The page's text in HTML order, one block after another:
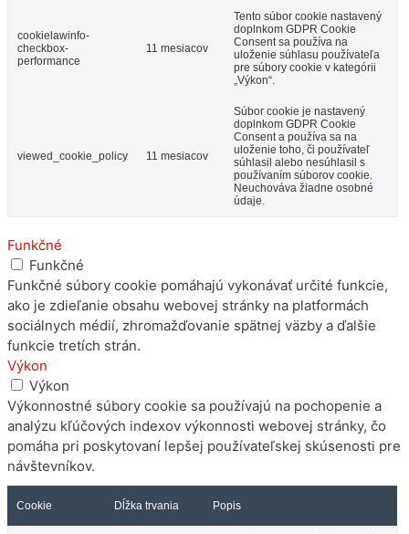
cookielawinfo-
checkbox-
performance
11 mesiacov
Tento súbor cookie nastavený
doplnkom GDPR Cookie
Consent sa používa na
uloženie súhlasu používateľa
pre súbory cookie v kategórii
„Výkon“.
viewed_cookie_policy 11 mesiacov
Súbor cookie je nastavený
doplnkom GDPR Cookie
Consent a používa sa na
uloženie toho, či používateľ
súhlasil alebo nesúhlasil s
používaním súborov cookie.
Neuchováva žiadne osobné
údaje.
Funkčné
Funkčné
Funkčné súbory cookie pomáhajú vykonávať určité funkcie,
ako je zdieľanie obsahu webovej stránky na platformách
sociálnych médií, zhromažďovanie spätnej väzby a ďalšie
funkcie tretích strán.
Výkon
Výkon
Výkonnostné súbory cookie sa používajú na pochopenie a
analýzu kľúčových indexov výkonnosti webovej stránky, čo
pomáha pri poskytovaní lepšej používateľskej skúsenosti pre
návštevníkov.
Cookie Dĺžka trvania Popis